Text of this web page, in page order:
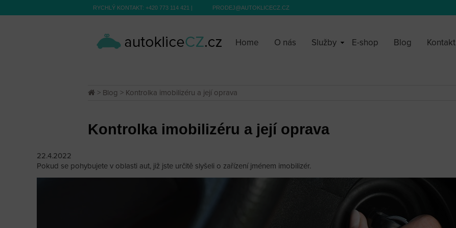
RYCHLÝ KONTAKT: +420 773 114 421 | PRODEJ@AUTOKLICECZ.CZ
Home O nás Služby E-shop Blog Kontakt
> Blog > Kontrolka imobilizéru a její oprava
Kontrolka imobilizéru a její oprava
22.4.2022
Pokud se pohybujete v oblasti aut, již jste určitě slyšeli o zařízení jménem imobilizér.